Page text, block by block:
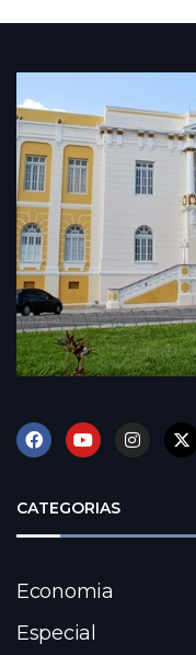
CATEGORIAS
Economia
Especial